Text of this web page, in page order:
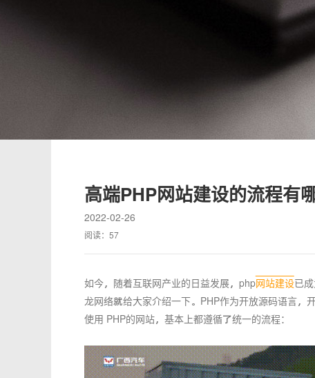
高端PHP网站建设的流程有
2022-02-26
阅读： 57
如今，随着互联网产业的日益发展，php网站建设已
龙网络就给大家介绍一下。PHP作为开放源码语言，
使用 PHP的网站，基本上都遵循了统一的流程：